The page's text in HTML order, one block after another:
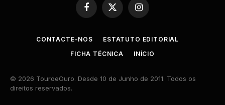
Facebook
X
(Twitter)
Instagram
CONTACTE-NOS
ESTATUTO EDITORIAL
FICHA TÉCNICA
INÍCIO
© 2026 TouroeOuro. Desde 10 de Junho de 2011. Todos os
direitos reservados.